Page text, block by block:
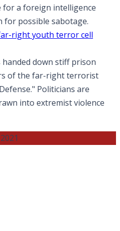
for a foreign intelligence
for possible sabotage.
right youth terror cell
down stiff prison
of the far-right terrorist
Politicians are
into extremist violence